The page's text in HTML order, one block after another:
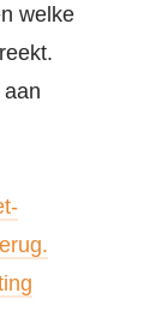
welke